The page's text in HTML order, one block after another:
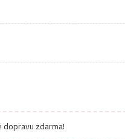
dopravu zdarma!